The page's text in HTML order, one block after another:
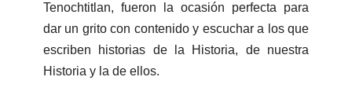
Tenochtitlan, fueron la ocasión perfecta para
dar un grito con contenido y escuchar a los que
escriben historias de la Historia, de nuestra
Historia y la de ellos.